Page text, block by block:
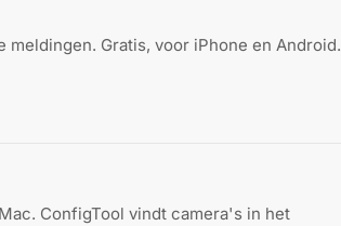
Gratis, voor iPhone en Android.
ConfigTool vindt camera's in het